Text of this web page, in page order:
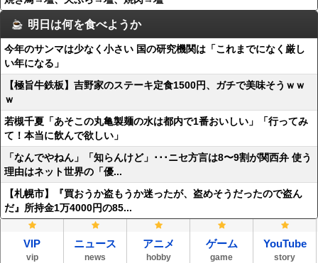
明日は何を食べようか
今年のサンマは少なく小さい 国の研究機関は「これまでになく厳し
い年になる」
【極旨牛鉄板】吉野家のステーキ定食1500円、ガチで美味そうｗｗ
ｗ
若槻千夏「あそこの丸亀製麺の水は都内で1番おいしい」「行ってみ
て！本当に飲んで欲しい」
「なんでやねん」「知らんけど」･･･ニセ方言は8〜9割が関西弁 使う
理由はネット世界の「優...
【札幌市】『買おうか盗もうか迷ったが、盗めそうだったので盗ん
だ』所持金1万4000円の85...
VIP
vip
ニュース
news
アニメ
hobby
ゲーム
game
YouTube
story